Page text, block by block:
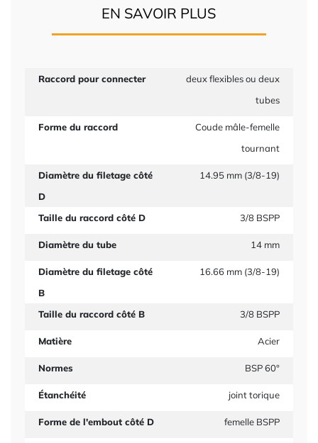
EN SAVOIR PLUS
Raccord pour connecter
deux flexibles ou deux
tubes
Forme du raccord
Coude mâle-femelle
tournant
Diamètre du filetage côté
D
14.95 mm (3/8-19)
Taille du raccord côté D 3/8 BSPP
Diamètre du tube 14 mm
Diamètre du filetage côté
B
16.66 mm (3/8-19)
Taille du raccord côté B 3/8 BSPP
Matière Acier
Normes BSP 60°
Étanchéité joint torique
Forme de l'embout côté D femelle BSPP